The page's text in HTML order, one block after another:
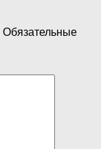
Обязательные